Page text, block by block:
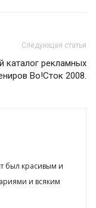
Следующая статья
рекламных
Во!Сток 2008.
был красивым и
и всяким